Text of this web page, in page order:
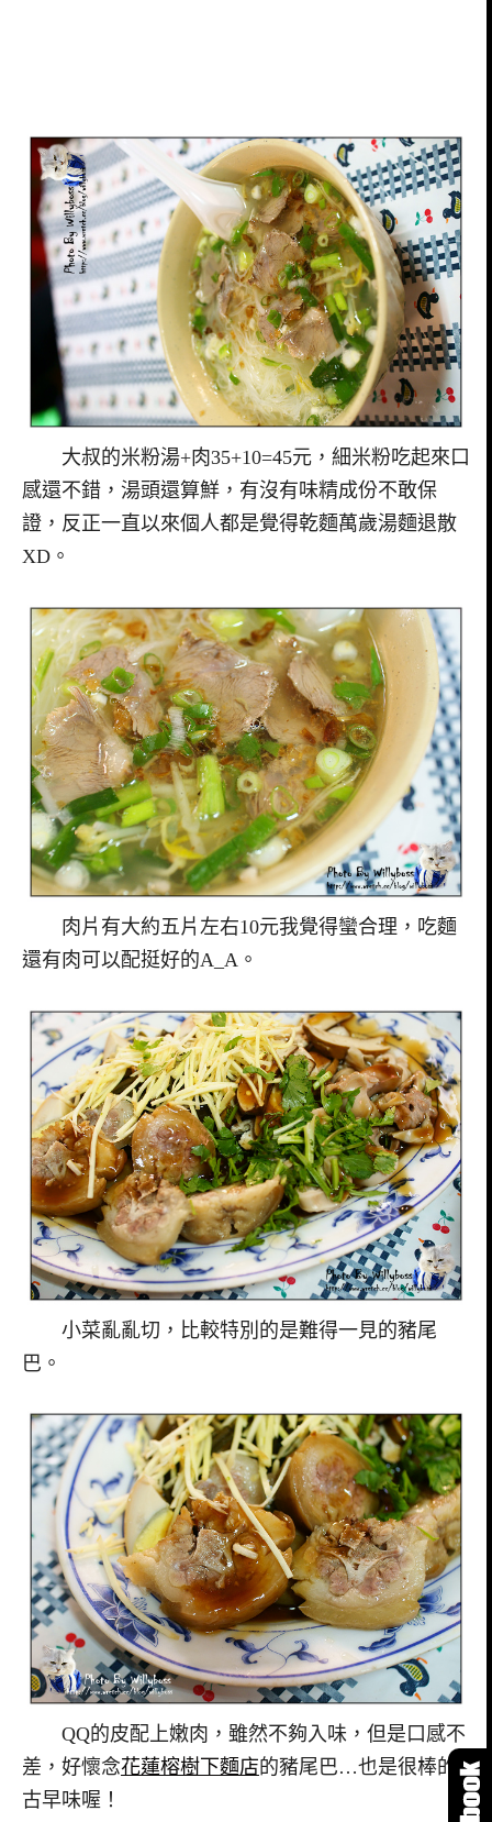
大叔的米粉湯+肉35+10=45元，細米粉吃起來口
感還不錯，湯頭還算鮮，有沒有味精成份不敢保
證，反正一直以來個人都是覺得乾麵萬歲湯麵退散
XD。
肉片有大約五片左右10元我覺得蠻合理，吃麵
還有肉可以配挺好的A_A。
小菜亂亂切，比較特別的是難得一見的豬尾
巴。
QQ的皮配上嫩肉，雖然不夠入味，但是口感不
差，好懷念花蓮榕樹下麵店的豬尾巴…也是很棒的
古早味喔！